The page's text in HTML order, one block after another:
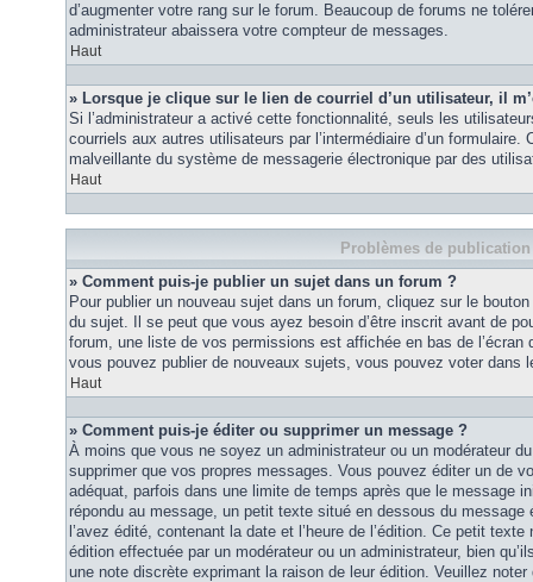
d’augmenter votre rang sur le forum. Beaucoup de forums ne
administrateur abaissera votre compteur de messages.
Haut
» Lorsque je clique sur le lien de courriel d’un utilisateur, il
Si l’administrateur a activé cette fonctionnalité, seuls les
courriels aux autres utilisateurs par l’intermédiaire d’un formulaire.
malveillante du système de messagerie électronique par des
Haut
Problèmes de publication
» Comment puis-je publier un sujet dans un forum ?
Pour publier un nouveau sujet dans un forum, cliquez sur le
du sujet. Il se peut que vous ayez besoin d’être inscrit avant de
forum, une liste de vos permissions est affichée en bas de
vous pouvez publier de nouveaux sujets, vous pouvez voter dans
Haut
» Comment puis-je éditer ou supprimer un message ?
À moins que vous ne soyez un administrateur ou un modérateur
supprimer que vos propres messages. Vous pouvez éditer un de
adéquat, parfois dans une limite de temps après que le message
répondu au message, un petit texte situé en dessous du message
l’avez édité, contenant la date et l’heure de l’édition. Ce petit texte
édition effectuée par un modérateur ou un administrateur, bien
une note discrète exprimant la raison de leur édition. Veuillez